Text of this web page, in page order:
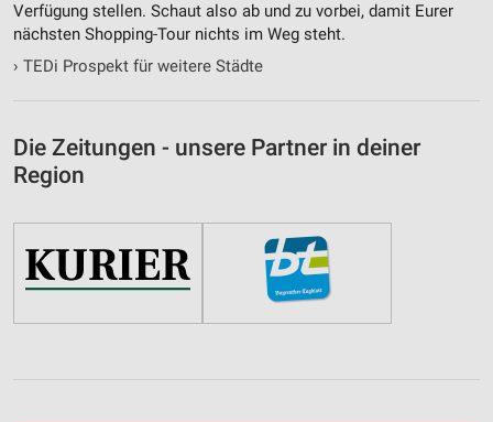
Verfügung stellen. Schaut also ab und zu vorbei, damit Eurer
nächsten Shopping-Tour nichts im Weg steht.
› TEDi Prospekt für weitere Städte
Die Zeitungen - unsere Partner in deiner
Region